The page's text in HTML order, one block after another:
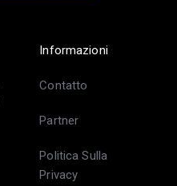
Informazioni
Contatto
Partner
Politica Sulla
Privacy